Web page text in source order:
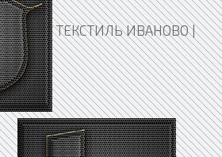
ТЕКСТИЛЬ ИВАНОВО |